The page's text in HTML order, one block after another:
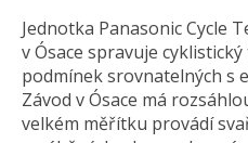
Jednotka Panasonic Cycle
v Ósace spravuje
podmínek srovnatelných s
Závod v Ósace má
velkém měřítku provádí